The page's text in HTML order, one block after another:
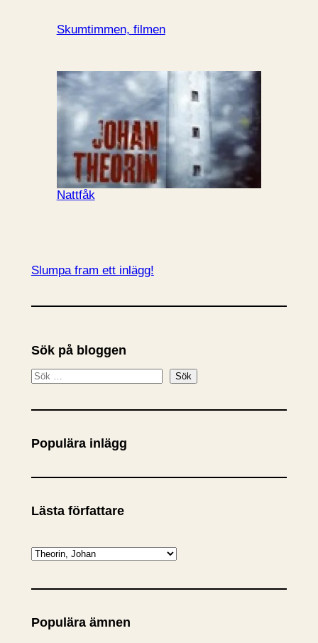
Skumtimmen, filmen
Nattfåk
Slumpa fram ett inlägg!
Sök på bloggen
S
k
Sök
Populära inlägg
Lästa författare
K
t
g
Populära ämnen